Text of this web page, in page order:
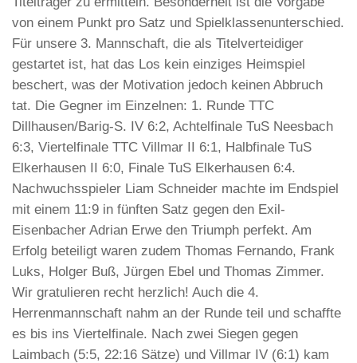
von einem Punkt pro Satz und Spielklassenunterschied.
Für unsere 3. Mannschaft, die als Titelverteidiger
gestartet ist, hat das Los kein einziges Heimspiel
beschert, was der Motivation jedoch keinen Abbruch
tat. Die Gegner im Einzelnen: 1. Runde TTC
Dillhausen/Barig-S. IV 6:2, Achtelfinale TuS Neesbach
6:3, Viertelfinale TTC Villmar II 6:1, Halbfinale TuS
Elkerhausen II 6:0, Finale TuS Elkerhausen 6:4.
Nachwuchsspieler Liam Schneider machte im Endspiel
mit einem 11:9 in fünften Satz gegen den Exil-
Eisenbacher Adrian Erwe den Triumph perfekt. Am
Erfolg beteiligt waren zudem Thomas Fernando, Frank
Luks, Holger Buß, Jürgen Ebel und Thomas Zimmer.
Wir gratulieren recht herzlich! Auch die 4.
Herrenmannschaft nahm an der Runde teil und schaffte
es bis ins Viertelfinale. Nach zwei Siegen gegen
Laimbach (5:5, 22:16 Sätze) und Villmar IV (6:1) kam